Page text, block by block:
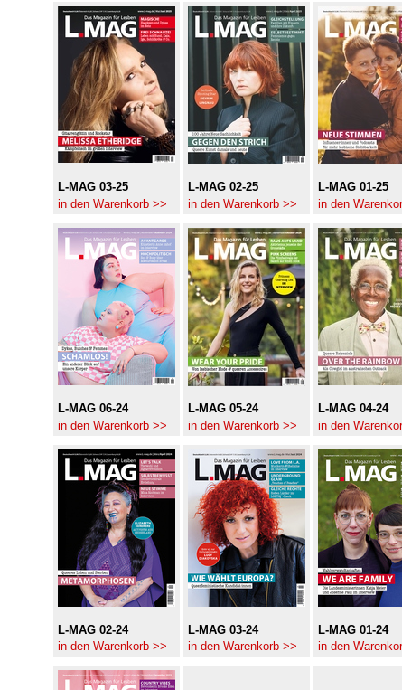
L-MAG 03-25
in den Warenkorb >>
L-MAG 02-25
in den Warenkorb >>
L-MAG 01-25
in den
L-MAG 06-24
in den Warenkorb >>
L-MAG 05-24
in den Warenkorb >>
L-MAG 04-24
in den
L-MAG 02-24
in den Warenkorb >>
L-MAG 03-24
in den Warenkorb >>
L-MAG 01-24
in den